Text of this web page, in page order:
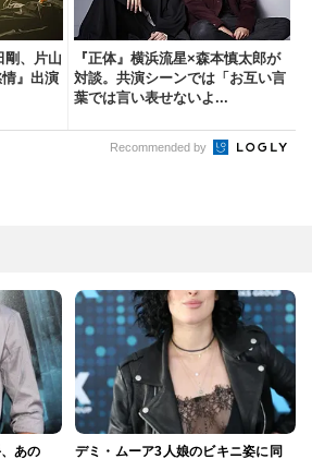
剛、片山
』出演
『正体』横浜流星×森本慎太郎が
対談。共演シーンでは「お互い言
葉では言い表せないよ...
Recommended by
あの デミ・ムーア3人娘のビキニ姿に同